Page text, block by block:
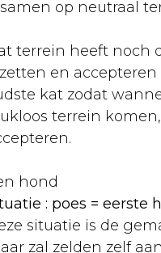
op neutraal
terrein heeft noch
en
kat zodat
terrein
hond
: poes = eerste
situatie is de
zal zelden zelf